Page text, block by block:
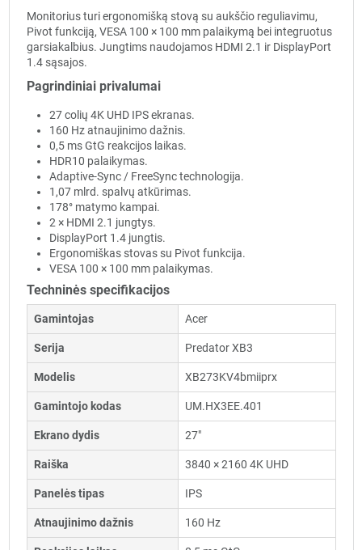
Monitorius turi ergonomišką stovą su aukščio reguliavimu,
Pivot funkciją, VESA 100 × 100 mm palaikymą bei integruotus
garsiakalbius. Jungtims naudojamos HDMI 2.1 ir DisplayPort
1.4 sąsajos.
Pagrindiniai privalumai
27 colių 4K UHD IPS ekranas.
160 Hz atnaujinimo dažnis.
0,5 ms GtG reakcijos laikas.
HDR10 palaikymas.
Adaptive-Sync / FreeSync technologija.
1,07 mlrd. spalvų atkūrimas.
178° matymo kampai.
2 × HDMI 2.1 jungtys.
DisplayPort 1.4 jungtis.
Ergonomiškas stovas su Pivot funkcija.
VESA 100 × 100 mm palaikymas.
Techninės specifikacijos
Gamintojas Acer
Serija Predator XB3
Modelis XB273KV4bmiiprx
Gamintojo kodas UM.HX3EE.401
Ekrano dydis 27"
Raiška 3840 × 2160 4K UHD
Panelės tipas IPS
Atnaujinimo dažnis 160 Hz